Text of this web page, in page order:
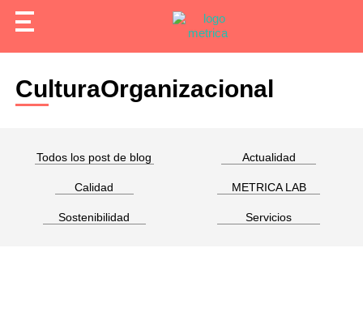
CulturaOrganizacional
Todos los post de blog Actualidad
Calidad METRICA LAB
Sostenibilidad Servicios